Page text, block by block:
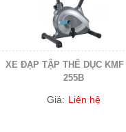
XE ĐẠP TẬP THỂ DỤC
255B
Giá: Liên hệ